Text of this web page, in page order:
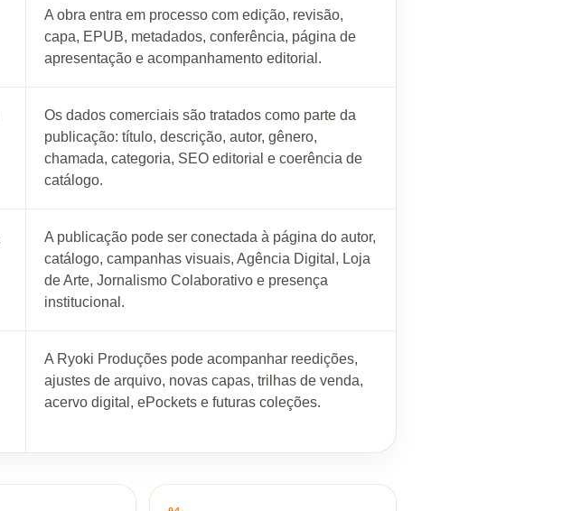
A obra entra em processo com edição, revisão,
capa, EPUB, metadados, conferência, página de
apresentação e acompanhamento editorial.
Os dados comerciais são tratados como parte da
publicação: título, descrição, autor, gênero,
chamada, categoria, SEO editorial e coerência de
catálogo.
A publicação pode ser conectada à página do autor,
catálogo, campanhas visuais, Agência Digital, Loja
de Arte, Jornalismo Colaborativo e presença
institucional.
A Ryoki Produções pode acompanhar reedições,
ajustes de arquivo, novas capas, trilhas de venda,
acervo digital, ePockets e futuras coleções.